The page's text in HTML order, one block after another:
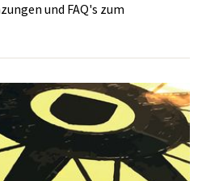
und FAQ's zum